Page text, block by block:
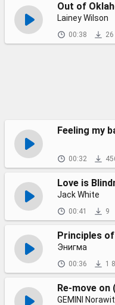
Lainey Wilson
00:38 26
Feeling my
00:32
Love is
Jack White
00:41 9
Principles
Энигма
00:36 1
Re-move on
GEMINI